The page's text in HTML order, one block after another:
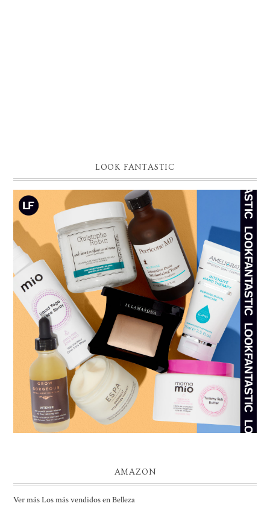
LOOK FANTASTIC
AMAZON
Ver más Los más vendidos en Belleza